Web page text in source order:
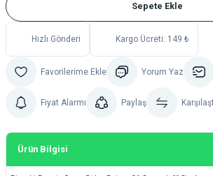
Sepete Ekle
Hızlı Gönderi Kargo Ücreti: 149 ₺
Yorum Yaz
Fiyat Alarmı Paylaş
Ürün Bilgisi